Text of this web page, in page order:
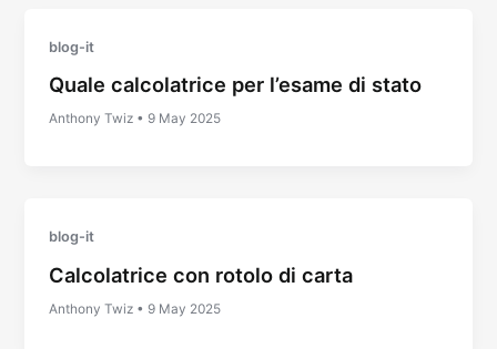
blog-it
Quale calcolatrice per l’esame di stato
Anthony Twiz •9 May 2025
blog-it
Calcolatrice con rotolo di carta
Anthony Twiz •9 May 2025